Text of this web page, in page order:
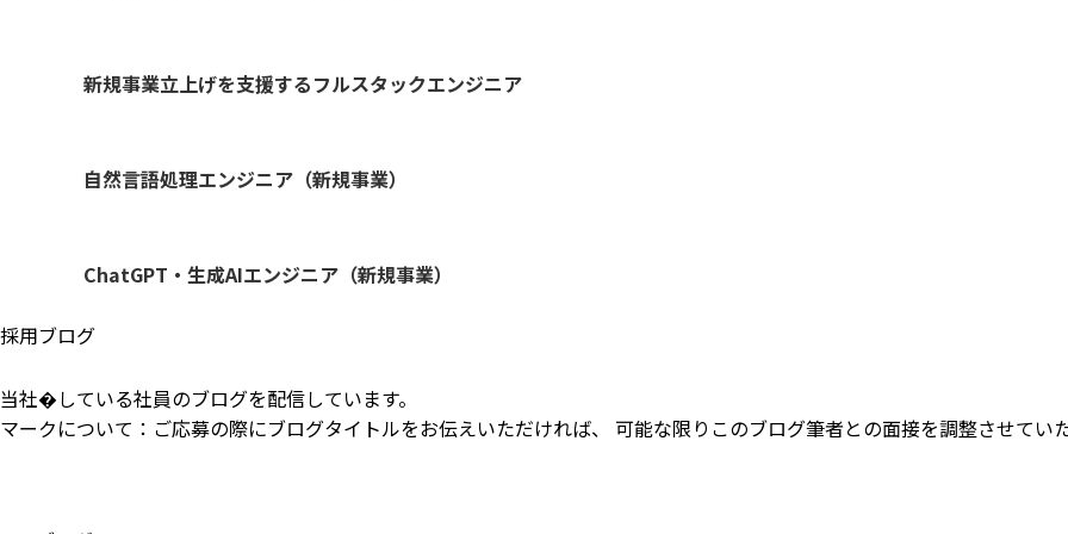
新規事業立上げを支援するフルスタックエンジニア
自然言語処理エンジニア（新規事業）
ChatGPT・生成AIエンジニア（新規事業）
採用ブログ
当社�している社員のブログを配信しています。
マークについて：ご応募の際にブログタイトルをお伝えいただければ、 可能な限りこのブログ筆者との面接を調整させていた